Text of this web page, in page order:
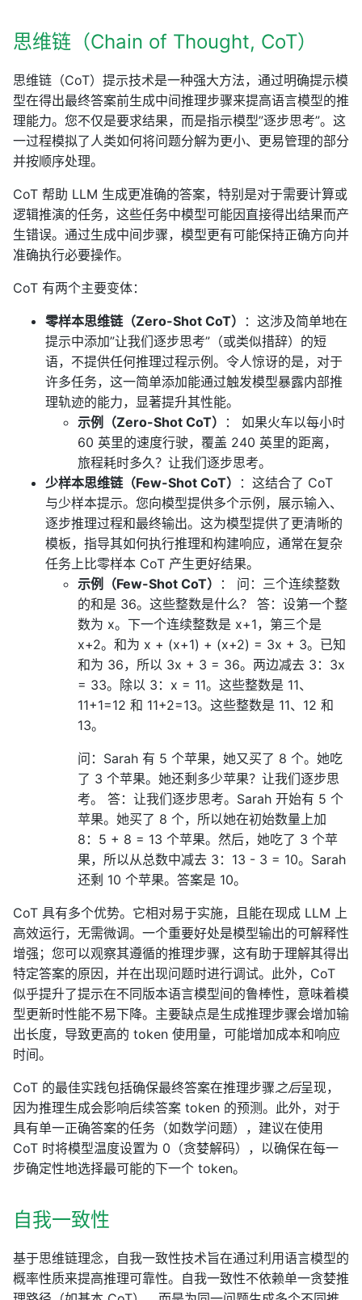
思维链（Chain of Thought, CoT）
思维链（CoT）提示技术是一种强大方法，通过明确提示模
型在得出最终答案前生成中间推理步骤来提高语言模型的推
理能力。您不仅是要求结果，而是指示模型”逐步思考”。这
一过程模拟了人类如何将问题分解为更小、更易管理的部分
并按顺序处理。
CoT 帮助 LLM 生成更准确的答案，特别是对于需要计算或
逻辑推演的任务，这些任务中模型可能因直接得出结果而产
生错误。通过生成中间步骤，模型更有可能保持正确方向并
准确执行必要操作。
CoT 有两个主要变体：
零样本思维链（Zero-Shot CoT）
：这涉及简单地在
提示中添加”让我们逐步思考”（或类似措辞）的短
语，不提供任何推理过程示例。令人惊讶的是，对于
许多任务，这一简单添加能通过触发模型暴露内部推
理轨迹的能力，显著提升其性能。
示例（Zero-Shot CoT）
： 如果火车以每小时
60 英里的速度行驶，覆盖 240 英里的距离，
旅程耗时多久？让我们逐步思考。
少样本思维链（Few-Shot CoT）
：这结合了 CoT
与少样本提示。您向模型提供多个示例，展示输入、
逐步推理过程和最终输出。这为模型提供了更清晰的
模板，指导其如何执行推理和构建响应，通常在复杂
任务上比零样本 CoT 产生更好结果。
示例（Few-Shot CoT）
： 问：三个连续整数
的和是 36。这些整数是什么？ 答：设第一个整
数为 x。下一个连续整数是 x+1，第三个是
x+2。和为 x + (x+1) + (x+2) = 3x + 3。已知
和为 36，所以 3x + 3 = 36。两边减去 3：3x
= 33。除以 3：x = 11。这些整数是 11、
11+1=12 和 11+2=13。这些整数是 11、12 和
13。
问：Sarah 有 5 个苹果，她又买了 8 个。她吃
了 3 个苹果。她还剩多少苹果？让我们逐步思
考。 答：让我们逐步思考。Sarah 开始有 5 个
苹果。她买了 8 个，所以她在初始数量上加
8：5 + 8 = 13 个苹果。然后，她吃了 3 个苹
果，所以从总数中减去 3：13 - 3 = 10。Sarah
还剩 10 个苹果。答案是 10。
CoT 具有多个优势。它相对易于实施，且能在现成 LLM 上
高效运行，无需微调。一个重要好处是模型输出的可解释性
增强；您可以观察其遵循的推理步骤，这有助于理解其得出
特定答案的原因，并在出现问题时进行调试。此外，CoT
似乎提升了提示在不同版本语言模型间的鲁棒性，意味着模
型更新时性能不易下降。主要缺点是生成推理步骤会增加输
出长度，导致更高的 token 使用量，可能增加成本和响应
时间。
CoT 的最佳实践包括确保最终答案在推理步骤之后呈现，
因为推理生成会影响后续答案 token 的预测。此外，对于
具有单一正确答案的任务（如数学问题），建议在使用
CoT 时将模型温度设置为 0（贪婪解码），以确保在每一
步确定性地选择最可能的下一个 token。
自我一致性
基于思维链理念，自我一致性技术旨在通过利用语言模型的
概率性质来提高推理可靠性。自我一致性不依赖单一贪婪推